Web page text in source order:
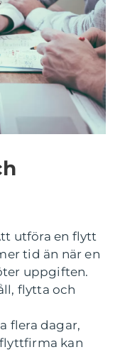
utföra en flytt
tid än när en
uppgiften.
flytta och
flera dagar,
kan